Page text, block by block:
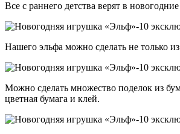
Все с раннего детства верят в
Нашего эльфа можно сделать не только
Можно сделать множество поделок из
цветная бумага и клей.